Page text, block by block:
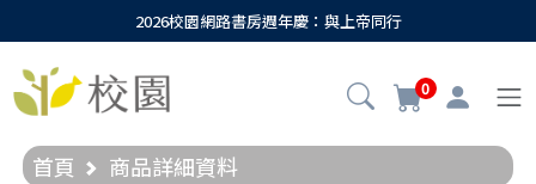
2026校園網路書房週年慶：與上帝同行
0
首頁 商品詳細資料